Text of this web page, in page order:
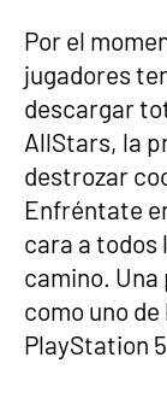
Por el
jugadores
descargar
AllStars, la
destrozar
Enfréntate
cara a todos
camino. Una
como uno
PlayStation